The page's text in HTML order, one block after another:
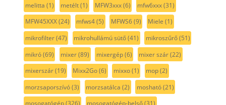
melitta (1) metélt(1) MFW3xxx(6) mfw6xxx(31)
MFW45XXX(24) mfws4(5) MFWS6(9) Miele (1)
mikrofilter(47) mikrohullámú sütő(41) mikroszűrő(51)
mikró(69) mixer(89) mixergép(6) mixer szár(22)
mixerszár(19) Mixx2Go(6) mixxo(1) mop(2)
morzsaporszívó(3) morzsatálca (2) mosható(21)